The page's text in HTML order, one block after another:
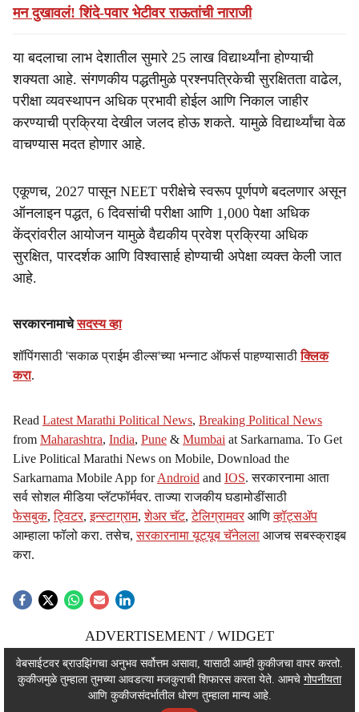
मन दुखावलं! शिंदे-पवार भेटीवर राऊतांची नाराजी
या बदलाचा लाभ देशातील सुमारे 25 लाख विद्यार्थ्यांना होण्याची
शक्यता आहे. संगणकीय पद्धतीमुळे प्रश्नपत्रिकेची सुरक्षितता वाढेल,
परीक्षा व्यवस्थापन अधिक प्रभावी होईल आणि निकाल जाहीर
करण्याची प्रक्रिया देखील जलद होऊ शकते. यामुळे विद्यार्थ्यांचा वेळ
वाचण्यास मदत होणार आहे.
एकूणच, 2027 पासून NEET परीक्षेचे स्वरूप पूर्णपणे बदलणार असून
ऑनलाइन पद्धत, 6 दिवसांची परीक्षा आणि 1,000 पेक्षा अधिक
केंद्रांवरील आयोजन यामुळे वैद्यकीय प्रवेश प्रक्रिया अधिक
सुरक्षित, पारदर्शक आणि विश्वासार्ह होण्याची अपेक्षा व्यक्त केली जात
आहे.
सरकारनामाचेसदस्य व्हा
शॉपिंगसाठी 'सकाळ प्राईम डील्स'च्या भन्नाट ऑफर्स पाहण्यासाठीक्लिक
करा.
Read Latest Marathi Political News, Breaking Political News
from Maharashtra, India, Pune & Mumbai at Sarkarnama. To Get
Live Political Marathi News on Mobile, Download the
Sarkarnama Mobile App forAndroid and IOS. सरकारनामा आता
सर्व सोशल मीडिया प्लॅटफॉर्मवर. ताज्या राजकीय घडामोडींसाठी
फेसबुक,ट्विटर,इन्स्टाग्राम,शेअर चॅट,टेलिग्रामवर आणिव्हॉट्सॲप
आम्हाला फॉलो करा. तसेच,सरकारनामा यूट्यूब चॅनेलला आजच सबस्क्राइब
करा.
ADVERTISEMENT / WIDGET
ADVERTISEMENT / WIDGET
ADVERTISEMENT / WIDGET
वेबसाईटवर ब्राउझिंगचा अनुभव सर्वोत्तम असावा, यासाठी आम्ही कुकीजचा वापर करतो.
कुकीजमुळे तुम्हाला तुमच्या आवडत्या मजकुराची शिफारस करता येते. आमचे गोपनीयता
आणि कुकीजसंदर्भातील धोरण तुम्हाला मान्य आहे.